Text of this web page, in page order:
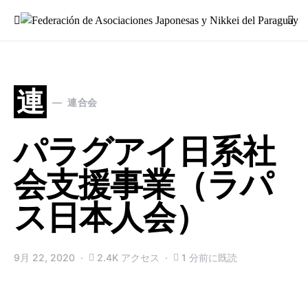
Search for:
連 連合会
パラグアイ日系社
会支援事業（ラパ
ス日本人会）
9月 22, 2020 2.4K アクセス 1 分前に既読